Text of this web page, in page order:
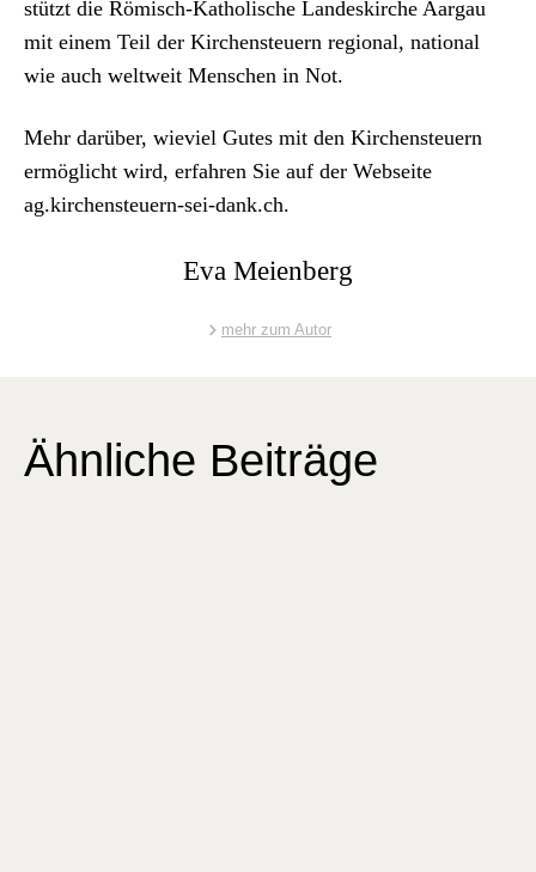
stützt die Römisch-Katholis­che Lan­deskirche Aar­gau
mit einem Teil der Kirchen­s­teuern region­al, nation­al
wie auch weltweit Men­schen in Not.
Mehr darüber, wieviel Gutes mit den Kirchen­s­teuern
ermöglicht wird, erfahren Sie auf der Web­seite
ag.kirchensteuern-sei-dank.ch.
Eva Meienberg
mehr zum Autor
Ähnliche Beiträge